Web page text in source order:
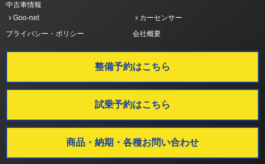
中古車情報
Goo-net
カーセンサー
プライバシー・ポリシー
会社概要
整備予約はこちら
試乗予約はこちら
商品・納期・各種お問い合わせ